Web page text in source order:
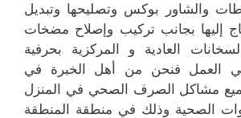
والشاور بوكس وتصليحها وتبديل
إليها بجانب تركيب وإصلاح مضخات
العادية و المركزية بحرفية
في العمل فنحن من أهل الخبرة في
مشاكل الصرف الصحي في المنزل
الصحية وذلك في منطقة المنطقة